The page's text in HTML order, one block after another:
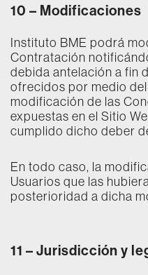
10 – Modificaciones
Instituto BME podrá
Contratación
debida antelación a fin
ofrecidos por medio
modificación de las
expuestas en el Sitio
cumplido dicho deber
En todo caso, la
Usuarios que las
posterioridad a dicha
11 – Jurisdicción y